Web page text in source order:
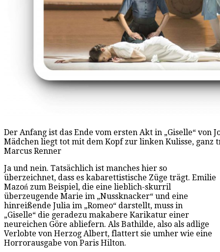
Der Anfang ist das Ende vom ersten Akt in „Giselle“ von
Mädchen liegt tot mit dem Kopf zur linken Kulisse, ganz
Marcus Renner
Ja und nein. Tatsächlich ist manches hier so
überzeichnet, dass es kabarettistische Züge trägt. Emilie
Mazoń zum Beispiel, die eine lieblich-skurril
überzeugende Marie im „Nussknacker“ und eine
hinreißende Julia im „Romeo“ darstellt, muss in
„Giselle“ die geradezu makabere Karikatur einer
neureichen Göre abliefern. Als Bathilde, also als adlige
Verlobte von Herzog Albert, flattert sie umher wie eine
Horrorausgabe von Paris Hilton.